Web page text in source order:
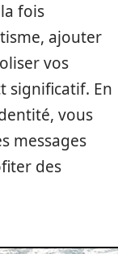
fois
ajouter
vos
significatif. En
vous
messages
des